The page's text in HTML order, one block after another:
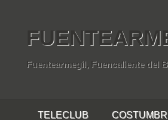
contenido
Fuentearmegil, Fuencaliente del
TELECLUB